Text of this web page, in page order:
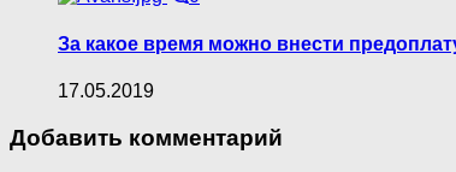
За какое время можно внести
17.05.2019
Добавить комментарий